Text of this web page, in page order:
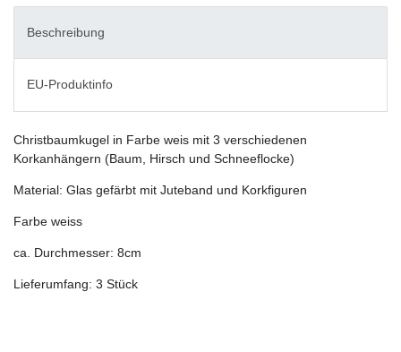
Beschreibung
EU-Produktinfo
Christbaumkugel in Farbe weis mit 3 verschiedenen
Korkanhängern (Baum, Hirsch und Schneeflocke)
Material: Glas gefärbt mit Juteband und Korkfiguren
Farbe weiss
ca. Durchmesser: 8cm
Lieferumfang: 3 Stück